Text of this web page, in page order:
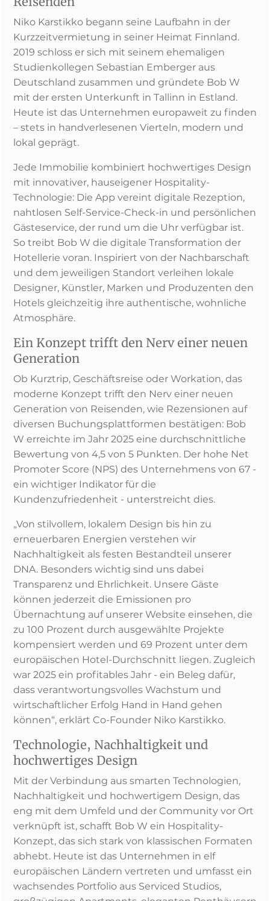
Niko Karstikko begann seine Laufbahn in der
Kurzzeitvermietung in seiner Heimat Finnland.
2019 schloss er sich mit seinem ehemaligen
Studienkollegen Sebastian Emberger aus
Deutschland zusammen und gründete Bob W
mit der ersten Unterkunft in Tallinn in Estland.
Heute ist das Unternehmen europaweit zu finden
– stets in handverlesenen Vierteln, modern und
lokal geprägt.
Jede Immobilie kombiniert hochwertiges Design
mit innovativer, hauseigener Hospitality-
Technologie: Die App vereint digitale Rezeption,
nahtlosen Self-Service-Check-in und persönlichen
Gästeservice, der rund um die Uhr verfügbar ist.
So treibt Bob W die digitale Transformation der
Hotellerie voran. Inspiriert von der Nachbarschaft
und dem jeweiligen Standort verleihen lokale
Designer, Künstler, Marken und Produzenten den
Hotels gleichzeitig ihre authentische, wohnliche
Atmosphäre.
Ein Konzept trifft den Nerv einer neuen
Generation
Ob Kurztrip, Geschäftsreise oder Workation, das
moderne Konzept trifft den Nerv einer neuen
Generation von Reisenden, wie Rezensionen auf
diversen Buchungsplattformen bestätigen: Bob
W erreichte im Jahr 2025 eine durchschnittliche
Bewertung von 4,5 von 5 Punkten. Der hohe Net
Promoter Score (NPS) des Unternehmens von 67 -
ein wichtiger Indikator für die
Kundenzufriedenheit - unterstreicht dies.
„Von stilvollem, lokalem Design bis hin zu
erneuerbaren Energien verstehen wir
Nachhaltigkeit als festen Bestandteil unserer
DNA. Besonders wichtig sind uns dabei
Transparenz und Ehrlichkeit. Unsere Gäste
können jederzeit die Emissionen pro
Übernachtung auf unserer Website einsehen, die
zu 100 Prozent durch ausgewählte Projekte
kompensiert werden und 69 Prozent unter dem
europäischen Hotel-Durchschnitt liegen. Zugleich
war 2025 ein profitables Jahr - ein Beleg dafür,
dass verantwortungsvolles Wachstum und
wirtschaftlicher Erfolg Hand in Hand gehen
können“, erklärt Co-Founder Niko Karstikko.
Technologie, Nachhaltigkeit und
hochwertiges Design
Mit der Verbindung aus smarten Technologien,
Nachhaltigkeit und hochwertigem Design, das
eng mit dem Umfeld und der Community vor Ort
verknüpft ist, schafft Bob W ein Hospitality-
Konzept, das sich stark von klassischen Formaten
abhebt. Heute ist das Unternehmen in elf
europäischen Ländern vertreten und umfasst ein
wachsendes Portfolio aus Serviced Studios,